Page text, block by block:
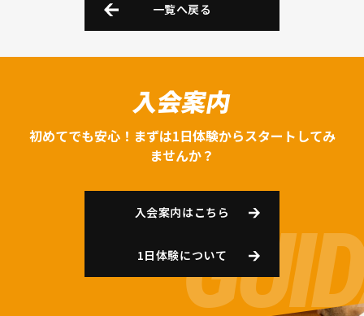
一覧へ戻る
入会案内
初めてでも安心！まずは1日体験からスタートしてみ
ませんか？
入会案内はこちら
1日体験について